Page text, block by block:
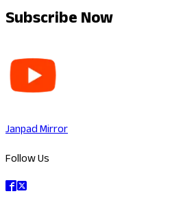
Subscribe Now
Janpad Mirror
Follow Us